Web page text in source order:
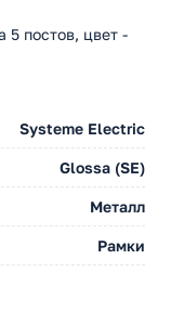
5 постов, цвет -
Systeme Electric
Glossa (SE)
Металл
Рамки